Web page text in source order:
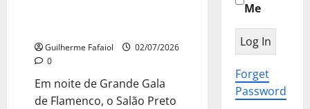
Guilherme Fafaiol
02/07/2026
0
Em noite de Grande Gala
de Flamenco, o Salão Preto
Me
Forget
Password